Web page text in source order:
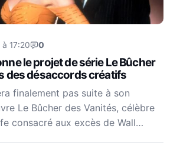
17:20 0
le projet de série Le Bûcher
des désaccords créatifs
finalement pas suite à son
Le Bûcher des Vanités, célèbre
consacré aux excès de Wall…